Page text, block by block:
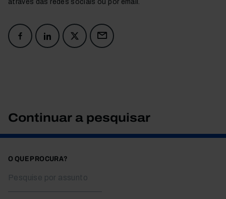
através das redes sociais ou por email.
Continuar a pesquisar
O QUE PROCURA?